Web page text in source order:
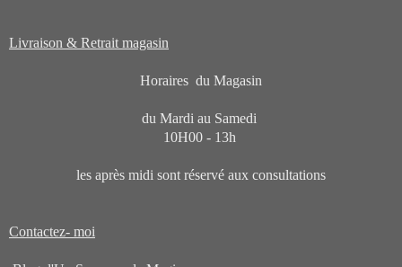
Livraison & Retrait magasin
Horaires du Magasin
du Mardi au Samedi
10H00 - 13h
les après midi sont réservé aux consultations
Contactez- moi